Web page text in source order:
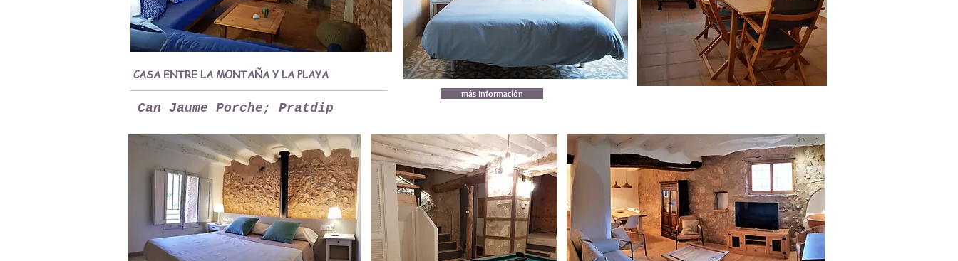
CASA ENTRE LA MONTAÑA Y LA PLAYA
Can Jaume Porche; Pratdip
más Información